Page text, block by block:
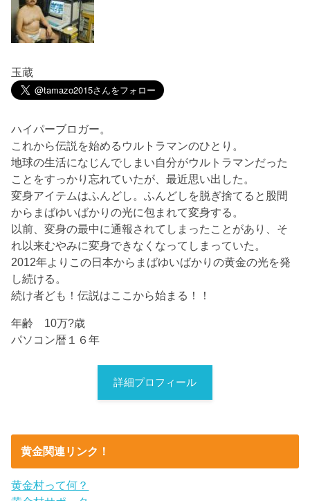
玉蔵
ハイパーブロガー。
これから伝説を始めるウルトラマンのひとり。
地球の生活になじんでしまい自分がウルトラマンだった
ことをすっかり忘れていたが、最近思い出した。
変身アイテムはふんどし。ふんどしを脱ぎ捨てると股間
からまばゆいばかりの光に包まれて変身する。
以前、変身の最中に通報されてしまったことがあり、そ
れ以来むやみに変身できなくなってしまっていた。
2012年よりこの日本からまばゆいばかりの黄金の光を発
し続ける。
続け者ども！伝説はここから始まる！！
年齢 10万?歳
パソコン暦１６年
詳細プロフィール
黄金関連リンク！
黄金村って何？